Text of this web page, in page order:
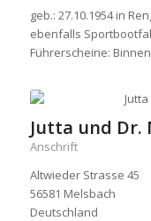
geb.: 27.10.1954 in
ebenfalls
Führerscheine:
Jutta und
Anschrift
Altwieder Strasse 45
56581 Melsbach
Deutschland